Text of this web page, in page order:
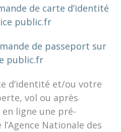
de carte d’identité
public.fr
de passeport sur
public.fr
d’identité et/ou votre
vol ou après
ligne une pré-
Nationale des